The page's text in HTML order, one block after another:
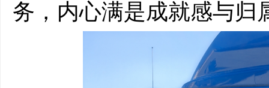
务，内心满是成就感与归